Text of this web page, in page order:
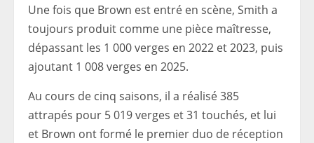
Une fois que Brown est entré en scène, Smith a
toujours produit comme une pièce maîtresse,
dépassant les 1 000 verges en 2022 et 2023, puis
ajoutant 1 008 verges en 2025.
Au cours de cinq saisons, il a réalisé 385
attrapés pour 5 019 verges et 31 touchés, et lui
et Brown ont formé le premier duo de réception